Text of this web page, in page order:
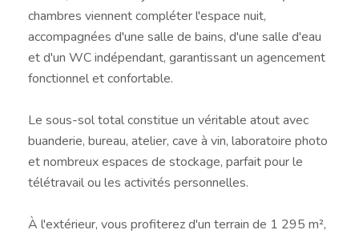
chambres viennent compléter l'espace nuit,
accompagnées d'une salle de bains, d'une salle d'eau
et d'un WC indépendant, garantissant un agencement
fonctionnel et confortable.
Le sous-sol total constitue un véritable atout avec
buanderie, bureau, atelier, cave à vin, laboratoire photo
et nombreux espaces de stockage, parfait pour le
télétravail ou les activités personnelles.
À l'extérieur, vous profiterez d'un terrain de 1 295 m²,